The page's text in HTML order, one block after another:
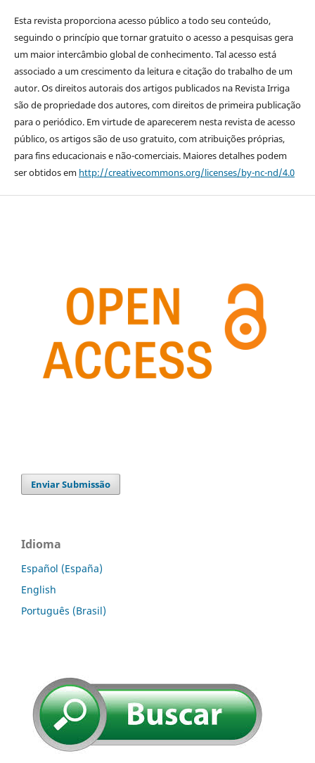
Esta revista proporciona acesso público a todo seu conteúdo,
seguindo o princípio que tornar gratuito o acesso a pesquisas gera
um maior intercâmbio global de conhecimento. Tal acesso está
associado a um crescimento da leitura e citação do trabalho de um
autor. Os direitos autorais dos artigos publicados na Revista Irriga
são de propriedade dos autores, com direitos de primeira publicação
para o periódico. Em virtude de aparecerem nesta revista de acesso
público, os artigos são de uso gratuito, com atribuições próprias,
para fins educacionais e não-comerciais. Maiores detalhes podem
ser obtidos em http://creativecommons.org/licenses/by-nc-nd/4.0
Enviar Submissão
Idioma
Español (España)
English
Português (Brasil)